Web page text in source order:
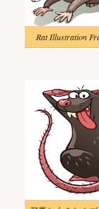
Rat Illustration